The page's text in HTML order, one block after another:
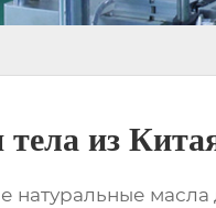
из
натуральные масла